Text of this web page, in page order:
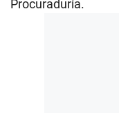
Procuraduría.